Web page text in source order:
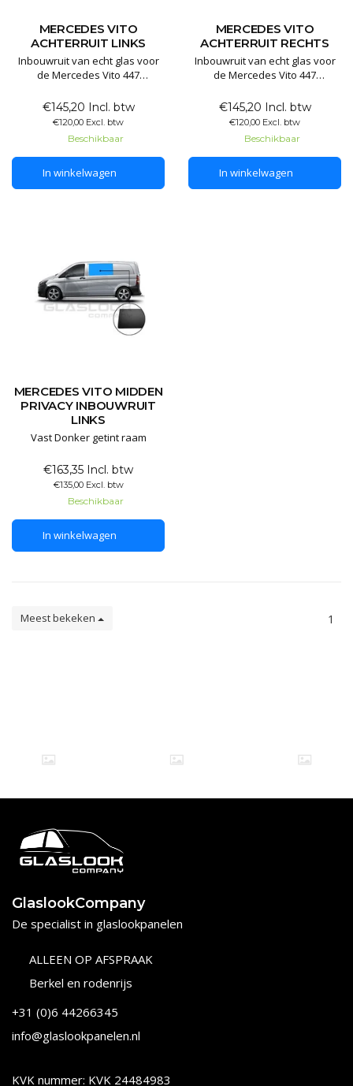
MERCEDES VITO
ACHTERRUIT LINKS
Inbouwruit van echt glas voor
de Mercedes Vito 447
€145,20 Incl. btw
€120,00 Excl. btw
Beschikbaar
In winkelwagen
MERCEDES VITO
ACHTERRUIT RECHTS
Inbouwruit van echt glas voor
de Mercedes Vito 447
€145,20 Incl. btw
€120,00 Excl. btw
Beschikbaar
In winkelwagen
MERCEDES VITO MIDDEN
PRIVACY INBOUWRUIT
LINKS
Vast Donker getint raam
€163,35 Incl. btw
€135,00 Excl. btw
Beschikbaar
In winkelwagen
Meest bekeken 1
GlaslookCompany
De specialist in glaslookpanelen
ALLEEN OP AFSPRAAK
Berkel en rodenrijs
+31 (0)6 44266345
info@glaslookpanelen.nl
KVK nummer: KVK 24484983